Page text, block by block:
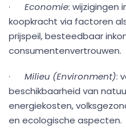
· Economie: wijzigingen
koopkracht via factoren
prijspeil, besteedbaar
consumentenvertrouwen.
· Milieu (Environment):
beschikbaarheid van
energiekosten,
en ecologische aspecten.